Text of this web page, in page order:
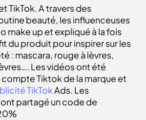
TikTok. A travers des
beauté, les influenceuses
make up et expliqué à la fois
du produit pour inspirer sur les
: mascara, rouge à lèvres,
Les vidéos ont été
compte Tiktok de la marque et
TikTokAds. Les
partagé un code de